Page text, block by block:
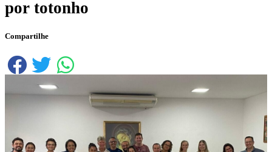
por totonho
Compartilhe